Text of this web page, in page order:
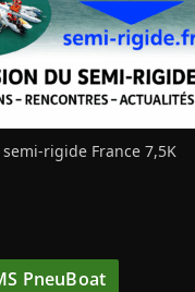
rigide France 7,5K
PneuBoat